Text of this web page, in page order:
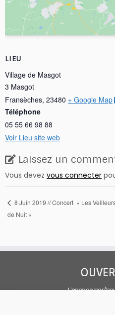
LIEU
Village de Masgot
3 Masgot
Fransèches, 23480 + Google Map
Téléphone
05 55 66 98 88
Voir Lieu site web
Laissez un
Vous devez vous connecter
8 Juin 2019 // Concert » Les
de Nuit «
L'espace bar/